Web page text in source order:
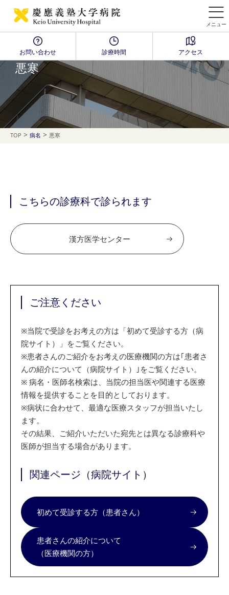
メニュー
お問い合わせ 診療時間 アクセス
Disease Name Search
悪寒
TOP > 病名 > 悪寒
こちらの診療科で診られます
漢方医学センター
ご注意ください
※当院で受診をお考えの方は「初めて受診する方（病
院サイト）」をご覧ください。
※患者さんのご紹介をお考えの医療機関の方は｢患者さ
んの紹介について（病院サイト）｣をご覧ください。
※ 病名・医師名検索は、当院の担当医や関連する医療
情報を提供することを目的としております。
※病状に合わせて、最適な医療スタッフが担当いたし
ます。
その結果、ご紹介いただいた宛先とは異なる診療科や
医師が担当する場合があります。
関連ページ（病院サイト）
初めて受診する方（患者さん）
患者さんの紹介について
（医療機関の方）